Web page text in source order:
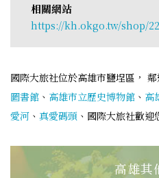
相關網站
https://kh.okgo.tw/shop/
國際大旅社位於高雄市鹽埕區，
圖書館 、 高雄市立歷史博物館 、 高
愛河 、 真愛碼頭 、國際大旅社歡迎
高雄其